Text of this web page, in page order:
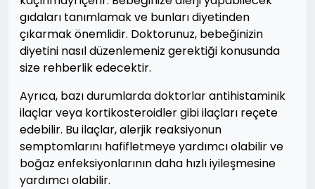
gıdaları tanımlamak ve bunları diyetinden
çıkarmak önemlidir. Doktorunuz, bebeğinizin
diyetini nasıl düzenlemeniz gerektiği konusunda
size rehberlik edecektir.
Ayrıca, bazı durumlarda doktorlar antihistaminik
ilaçlar veya kortikosteroidler gibi ilaçları reçete
edebilir. Bu ilaçlar, alerjik reaksiyonun
semptomlarını hafifletmeye yardımcı olabilir ve
boğaz enfeksiyonlarının daha hızlı iyileşmesine
yardımcı olabilir.